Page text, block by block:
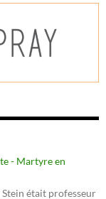
- Martyre en
était professeur